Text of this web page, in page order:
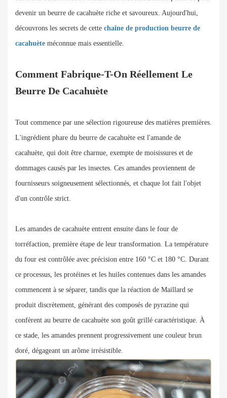
devenir un beurre de cacahuète riche et savoureux. Aujourd'hui,
découvrons les secrets de cette chaîne de production beurre de
cacahuète méconnue mais essentielle.
Comment Fabrique-T-On Réellement Le
Beurre De Cacahuète
Tout commence par une sélection rigoureuse des matières premières.
L'ingrédient phare du beurre de cacahuète est l'amande de
cacahuète, qui doit être charnue, exempte de moisissures et de
dommages causés par les insectes. Ces amandes proviennent de
fournisseurs soigneusement sélectionnés, et chaque lot fait l'objet
d'un contrôle strict.
Les amandes de cacahuète entrent ensuite dans le four de
torréfaction, première étape de leur transformation. La température
du four est contrôlée avec précision entre 160 °C et 180 °C. Durant
ce processus, les protéines et les huiles contenues dans les amandes
commencent à se séparer, tandis que la réaction de Maillard se
produit discrètement, générant des composés de pyrazine qui
confèrent au beurre de cacahuète son goût grillé caractéristique. À
ce stade, les amandes prennent progressivement une couleur brun
doré, dégageant un arôme irrésistible.